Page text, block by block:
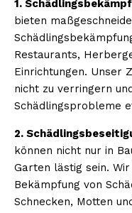
1.
bieten
Restaurants,
Einrichtungen. Unser
nicht zu verringern
Schädlingsprobleme
2.
können nicht nur in
Garten lästig sein.
Bekämpfung von
Schnecken, Motten